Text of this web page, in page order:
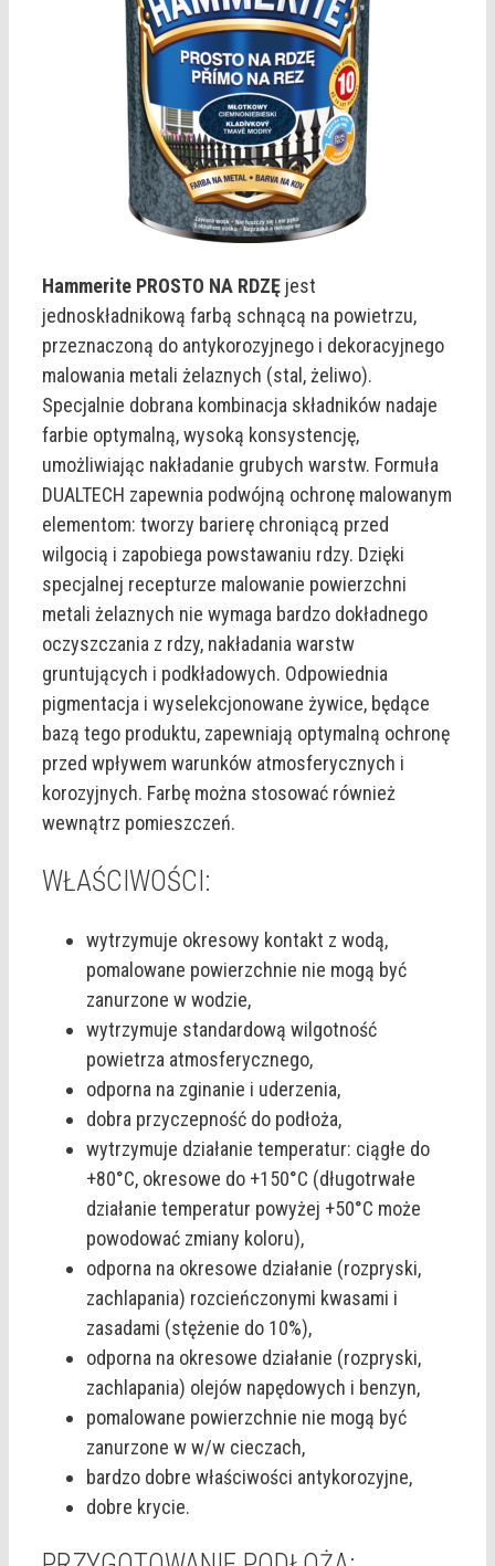
Hammerite PROSTO NA RDZĘ jest
jednoskładnikową farbą schnącą na powietrzu,
przeznaczoną do antykorozyjnego i dekoracyjnego
malowania metali żelaznych (stal, żeliwo).
Specjalnie dobrana kombinacja składników nadaje
farbie optymalną, wysoką konsystencję,
umożliwiając nakładanie grubych warstw. Formuła
DUALTECH zapewnia podwójną ochronę malowanym
elementom: tworzy barierę chroniącą przed
wilgocią i zapobiega powstawaniu rdzy. Dzięki
specjalnej recepturze malowanie powierzchni
metali żelaznych nie wymaga bardzo dokładnego
oczyszczania z rdzy, nakładania warstw
gruntujących i podkładowych. Odpowiednia
pigmentacja i wyselekcjonowane żywice, będące
bazą tego produktu, zapewniają optymalną ochronę
przed wpływem warunków atmosferycznych i
korozyjnych. Farbę można stosować również
wewnątrz pomieszczeń.
WŁAŚCIWOŚCI:
wytrzymuje okresowy kontakt z wodą,
pomalowane powierzchnie nie mogą być
zanurzone w wodzie,
wytrzymuje standardową wilgotność
powietrza atmosferycznego,
odporna na zginanie i uderzenia,
dobra przyczepność do podłoża,
wytrzymuje działanie temperatur: ciągłe do
+80°C, okresowe do +150°C (długotrwałe
działanie temperatur powyżej +50°C może
powodować zmiany koloru),
odporna na okresowe działanie (rozpryski,
zachlapania) rozcieńczonymi kwasami i
zasadami (stężenie do 10%),
odporna na okresowe działanie (rozpryski,
zachlapania) olejów napędowych i benzyn,
pomalowane powierzchnie nie mogą być
zanurzone w w/w cieczach,
bardzo dobre właściwości antykorozyjne,
dobre krycie.